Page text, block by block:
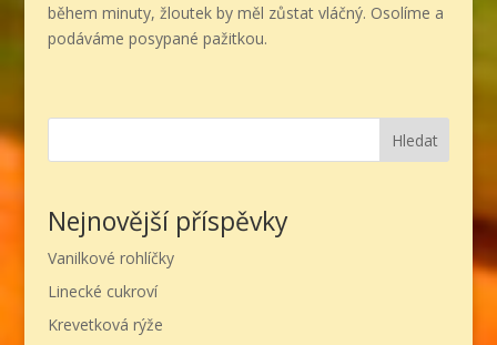
během minuty, žloutek by měl zůstat vláčný. Osolíme a
podáváme posypané pažitkou.
Hledat
Nejnovější příspěvky
Vanilkové rohlíčky
Linecké cukroví
Krevetková rýže